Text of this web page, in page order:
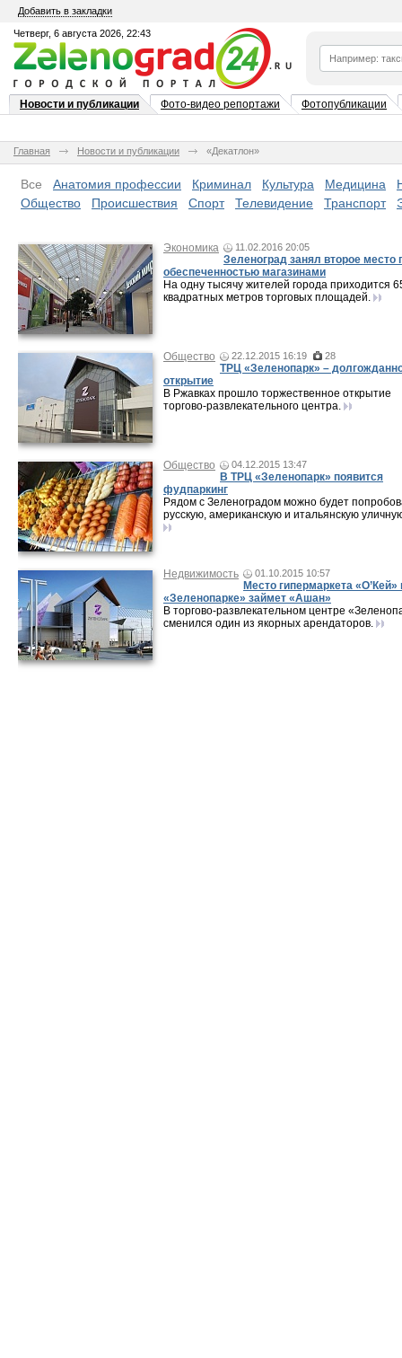
Добавить в закладки
Четверг, 6 августа 2026, 22:43
Новости и публикации Фото-видео репортажи Фотопубликации
Главная Новости и публикации «Декатлон»
Все Анатомия профессии Криминал Культура Медицина
Общество
Происшествия Спорт Телевидение Транспорт
Экономика 11.02.2016 20:05
Зеленоград занял второе место
обеспеченностью магазинами
На одну тысячу жителей города приходится
квадратных метров торговых площадей.
Общество 22.12.2015 16:19 28
ТРЦ «Зеленопарк» –
открытие
В Ржавках прошло торжественное открытие
торгово-развлекательного центра.
Общество 04.12.2015 13:47
В ТРЦ «Зеленопарк» появится
фудпаркинг
Рядом с Зеленоградом можно будет
русскую, американскую и итальянскую
Недвижимость 01.10.2015 10:57
Место гипермаркета «О’Кей»
«Зеленопарке» займет «Ашан»
В торгово-развлекательном центре
сменился один из якорных арендаторов.